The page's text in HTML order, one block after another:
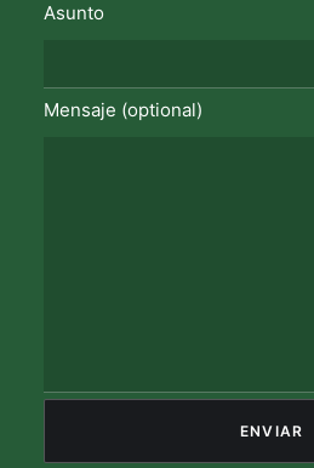
Asunto
Mensaje (optional)